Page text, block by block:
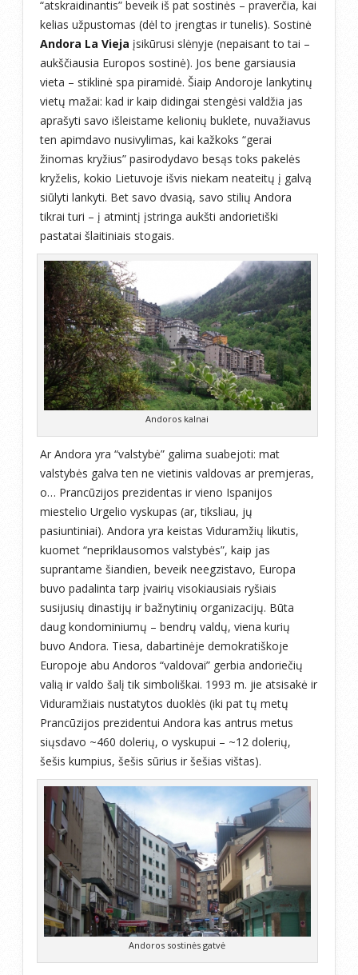
“atskraidinantis” beveik iš pat sostinės – praverčia, kai
kelias užpustomas (dėl to įrengtas ir tunelis). Sostinė
Andora La Vieja įsikūrusi slėnyje (nepaisant to tai –
aukščiausia Europos sostinė). Jos bene garsiausia
vieta – stiklinė spa piramidė. Šiaip Andoroje lankytinų
vietų mažai: kad ir kaip didingai stengėsi valdžia jas
aprašyti savo išleistame kelionių buklete, nuvažiavus
ten apimdavo nusivylimas, kai kažkoks “gerai
žinomas kryžius” pasirodydavo besąs toks pakelės
kryželis, kokio Lietuvoje išvis niekam neateitų į galvą
siūlyti lankyti. Bet savo dvasią, savo stilių Andora
tikrai turi – į atmintį įstringa aukšti andorietiški
pastatai šlaitiniais stogais.
Andoros kalnai
Ar Andora yra “valstybė” galima suabejoti: mat
valstybės galva ten ne vietinis valdovas ar premjeras,
o… Prancūzijos prezidentas ir vieno Ispanijos
miestelio Urgelio vyskupas (ar, tiksliau, jų
pasiuntiniai). Andora yra keistas Viduramžių likutis,
kuomet “nepriklausomos valstybės”, kaip jas
suprantame šiandien, beveik neegzistavo, Europa
buvo padalinta tarp įvairių visokiausiais ryšiais
susijusių dinastijų ir bažnytinių organizacijų. Būta
daug kondominiumų – bendrų valdų, viena kurių
buvo Andora. Tiesa, dabartinėje demokratiškoje
Europoje abu Andoros “valdovai” gerbia andoriečių
valią ir valdo šalį tik simboliškai. 1993 m. jie atsisakė ir
Viduramžiais nustatytos duoklės (iki pat tų metų
Prancūzijos prezidentui Andora kas antrus metus
siųsdavo ~460 dolerių, o vyskupui – ~12 dolerių,
šešis kumpius, šešis sūrius ir šešias vištas).
Andoros sostinės gatvė